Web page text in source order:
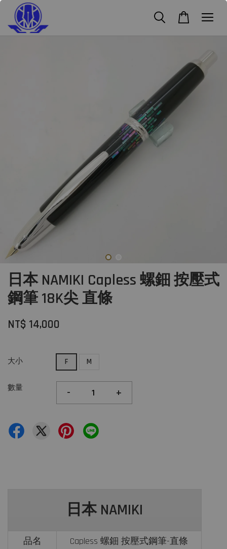
日本 NAMIKI Capless 螺鈿 按壓式
鋼筆 18K尖 直條
NT$ 14,000
大小 F M
數量 - +
日本 NAMIKI
品名
Capless 螺鈿 按壓式鋼筆-直條